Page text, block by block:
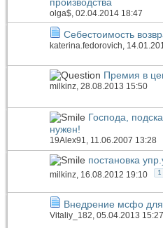
olga$, 02.04.2014 18:47
Себестоимость
katerina.fedorovich,
Премия в
milkinz, 28.08.2013 15:50
Господа,
нужен!
19Alex91, 11.06.2007 13:28
постановка
milkinz, 16.08.2012 19:10 1
Внедрение мсфо для
Vitaliy_182, 05.04.2013 15:27